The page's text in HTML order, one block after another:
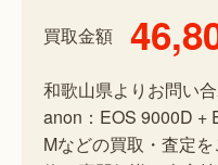
買取金額
和歌山県よりお問い
anon：EOS 9000D +
Mなどの買取・査定